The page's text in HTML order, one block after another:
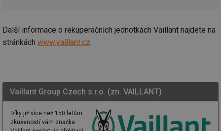
Další informace o rekuperačních jednotkách Vaillant najdete na
stránkách www.vaillant.cz
Vaillant Group Czech s.r.o. (zn. VAILLANT)
Díky již více než 150 letům
zkušeností vám značka
g_csrf_token
_hjAbsoluteSessionInProgress
.tzb-info.cz